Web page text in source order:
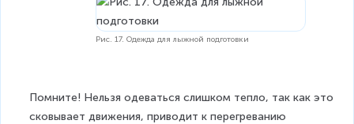
Рис. 17. Одежда для лыжной подготовки
Помните! Нельзя одеваться слишком тепло, так как это
сковывает движения, приводит к перегреванию